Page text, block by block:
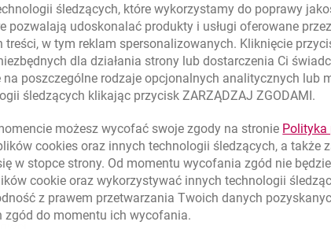
śledzących, które wykorzystamy do poprawy
pozwalają udoskonalać produkty i usługi oferowane
treści, w tym reklam spersonalizowanych. Kliknięcie
dla działania strony lub dostarczenia Ci
na poszczególne rodzaje opcjonalnych analitycznych lub
śledzących klikając przycisk ZARZĄDZAJ ZGODAMI.
możesz wycofać swoje zgody na stronie
cookies oraz innych technologii śledzących, a także
w stopce strony. Od momentu wycofania zgód nie
cookie oraz wykorzystywać innych technologii
z prawem przetwarzania Twoich danych
zgód do momentu ich wycofania.